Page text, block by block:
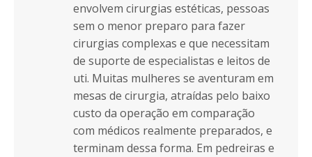
envolvem cirurgias estéticas, pessoas
sem o menor preparo para fazer
cirurgias complexas e que necessitam
de suporte de especialistas e leitos de
uti. Muitas mulheres se aventuram em
mesas de cirurgia, atraídas pelo baixo
custo da operação em comparação
com médicos realmente preparados, e
terminam dessa forma. Em pedreiras e